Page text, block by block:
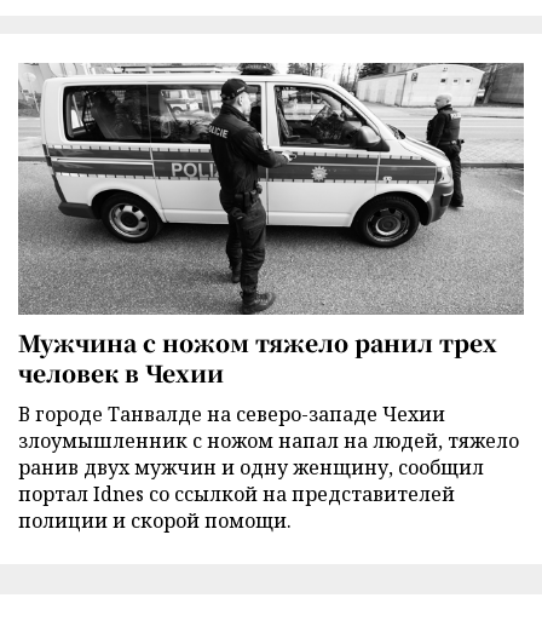
Мужчина с ножом тяжело ранил трех
человек в Чехии
В городе Танвалде на северо-западе Чехии
злоумышленник с ножом напал на людей, тяжело
ранив двух мужчин и одну женщину, сообщил
портал Idnes со ссылкой на представителей
полиции и скорой помощи.